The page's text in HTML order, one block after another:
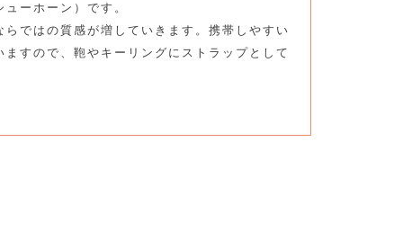
ーホーン）です。
らではの質感が増していきます。携帯しやすい
すので、鞄やキーリングにストラップとして